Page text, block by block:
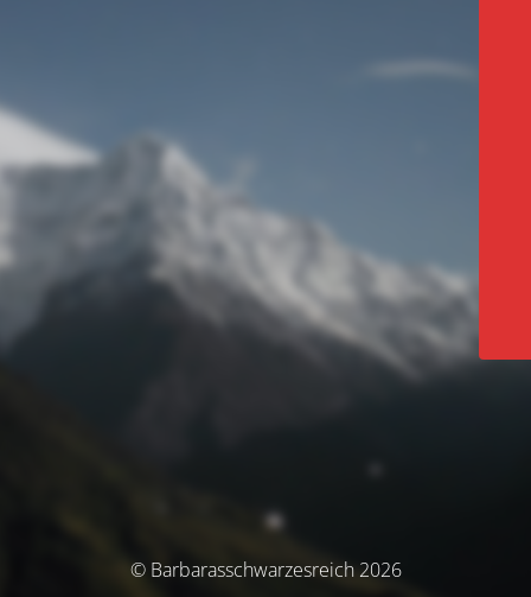
© Barbarasschwarzesreich 2026